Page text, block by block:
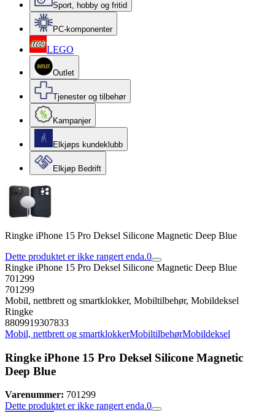
Sport, hobby og fritid
PC-komponenter
LEGO
Outlet
Tjenester og tilbehør
Kampanjer
Elkjøps kundeklubb
Elkjøp Bedrift
Ringke iPhone 15 Pro Deksel Silicone Magnetic Deep Blue
Dette produktet er ikke rangert enda.0
Ringke iPhone 15 Pro Deksel Silicone Magnetic Deep Blue
701299
701299
Mobil, nettbrett og smartklokker, Mobiltilbehør, Mobildeksel
Ringke
8809919307833
Mobil, nettbrett og smartklokkerMobiltilbehørMobildeksel
Ringke iPhone 15 Pro Deksel Silicone Magnetic
Deep Blue
Varenummer: 701299
Dette produktet er ikke rangert enda.0